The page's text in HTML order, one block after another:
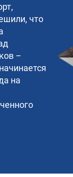
что
–
на